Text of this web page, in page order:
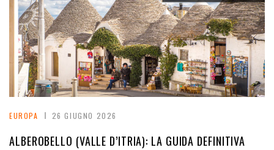
EUROPA 26 GIUGNO 2026
ALBEROBELLO (VALLE D’ITRIA): LA GUIDA DEFINITIVA